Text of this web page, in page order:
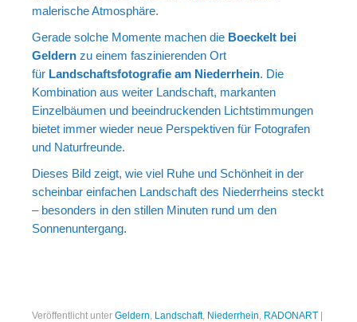
malerische Atmosphäre.
Gerade solche Momente machen die Boeckelt bei
Geldern zu einem faszinierenden Ort
für Landschaftsfotografie am Niederrhein. Die
Kombination aus weiter Landschaft, markanten
Einzelbäumen und beeindruckenden Lichtstimmungen
bietet immer wieder neue Perspektiven für Fotografen
und Naturfreunde.
Dieses Bild zeigt, wie viel Ruhe und Schönheit in der
scheinbar einfachen Landschaft des Niederrheins steckt
– besonders in den stillen Minuten rund um den
Sonnenuntergang.
Veröffentlicht unter Geldern, Landschaft, Niederrhein, RADONART